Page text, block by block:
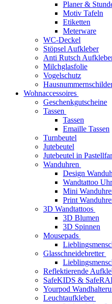
Planer &
Motiv Tafeln
Etiketten
Meterware
WC-Deckel
Stöpsel Aufkleber
Anti Rutsch
Milchglasfolie
Vogelschutz
Wohnaccessoires
Geschenkgutscheine
Tassen
Tassen
Emaille Tassen
Turnbeutel
Jutebeutel
Jutebeutel in
Wanduhren
Design
Wandtattoo
Mini
Print
3D Wandtattoos
3D Blumen
3D Spinnen
Mousepads
Glasschneidebretter
Reflektierende
SafeKIDS &
Yourpod
Leuchtaufkleber